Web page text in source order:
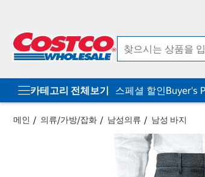
카테고리 전체보기 스페셜 할인Buyer's
메인 의류/가방/잡화 남성의류 남성 바지